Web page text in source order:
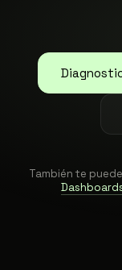
También te